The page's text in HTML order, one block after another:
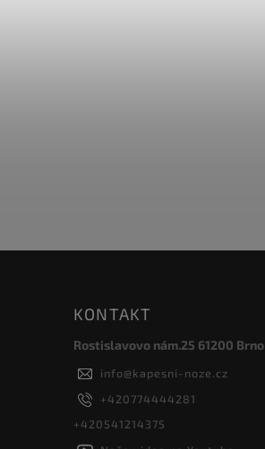
KONTAKT
Rostislavovo nám.25 61200 Brno
info@kapesni-noze.cz
+420774444281
+420541214375